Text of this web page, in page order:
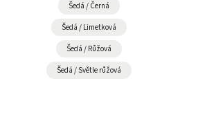
Šedá / Černá
Šedá / Limetková
Šedá / Růžová
Šedá / Světle růžová